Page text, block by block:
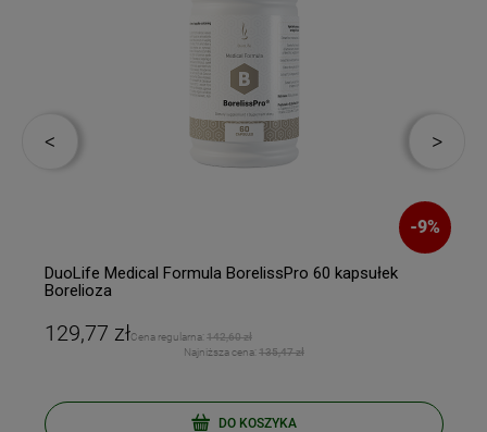
-9%
DuoLife Medical Formula BorelissPro 60 kapsułek
Borelioza
129,77 złCena regularna: 142,60 zł
Najniższa cena: 135,47 zł
DO KOSZYKA